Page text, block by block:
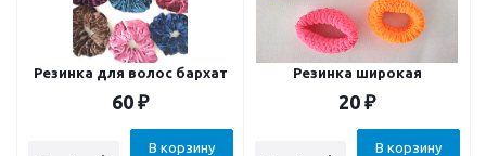
Резинка для волос бархат
60 ₽
В корзину
Резинка широкая
20 ₽
В корзину